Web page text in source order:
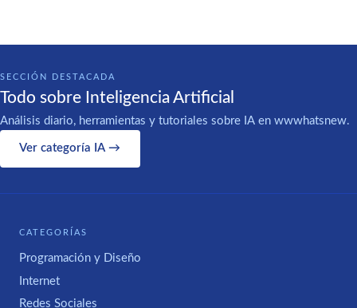
SECCIÓN DESTACADA
Todo sobre Inteligencia Artificial
Análisis diario, herramientas y tutoriales sobre IA en wwwhatsnew.
Ver categoría IA →
CATEGORÍAS
Programación y Diseño
Internet
Redes Sociales